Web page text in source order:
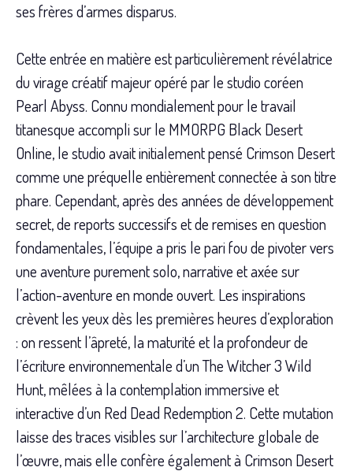
ses frères d’armes disparus.
Cette entrée en matière est particulièrement révélatrice
du virage créatif majeur opéré par le studio coréen
Pearl Abyss. Connu mondialement pour le travail
titanesque accompli sur le MMORPG Black Desert
Online, le studio avait initialement pensé Crimson Desert
comme une préquelle entièrement connectée à son titre
phare. Cependant, après des années de développement
secret, de reports successifs et de remises en question
fondamentales, l’équipe a pris le pari fou de pivoter vers
une aventure purement solo, narrative et axée sur
l’action-aventure en monde ouvert. Les inspirations
crèvent les yeux dès les premières heures d’exploration
: on ressent l’âpreté, la maturité et la profondeur de
l’écriture environnementale d’un The Witcher 3 Wild
Hunt, mêlées à la contemplation immersive et
interactive d’un Red Dead Redemption 2. Cette mutation
laisse des traces visibles sur l’architecture globale de
l’œuvre, mais elle confère également à Crimson Desert